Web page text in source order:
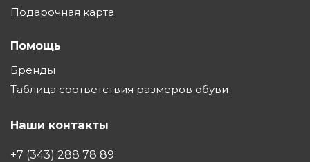
Подарочная карта
Помощь
Бренды
Таблица соответствия размеров обуви
Наши контакты
+7 (343) 288 78 89